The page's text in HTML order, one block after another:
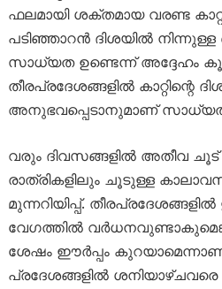
ഫലമായി ശക്തമായ വരണ്ട
പടിഞ്ഞാറൻ ദിശയിൽ നിന്നുള്ള
സാധ്യത ഉണ്ടെന്ന് അദ്ദേഹം
തീരപ്രദേശങ്ങളിൽ കാറ്റിന്റെ
അനുഭവപ്പെടാനുമാണ്
വരും ദിവസങ്ങളിൽ അതീവ
രാത്രികളിലും ചൂടുള്ള
മുന്നറിയിപ്പ്.
വേഗത്തിൽ
ശേഷം ഈർപ്പം
പ്രദേശങ്ങളിൽ ശനിയാഴ്ചവരെ